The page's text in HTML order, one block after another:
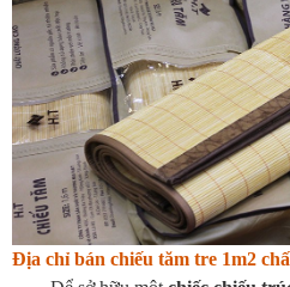
Địa chỉ bán chiếu tăm tre 1m2